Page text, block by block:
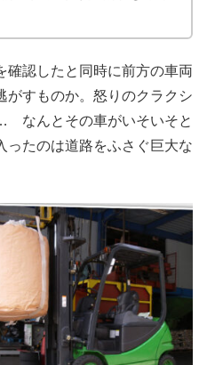
確認したと同時に前方の車両
がすものか。怒りのクラクシ
なんとその車がいそいそと
ったのは道路をふさぐ巨大な